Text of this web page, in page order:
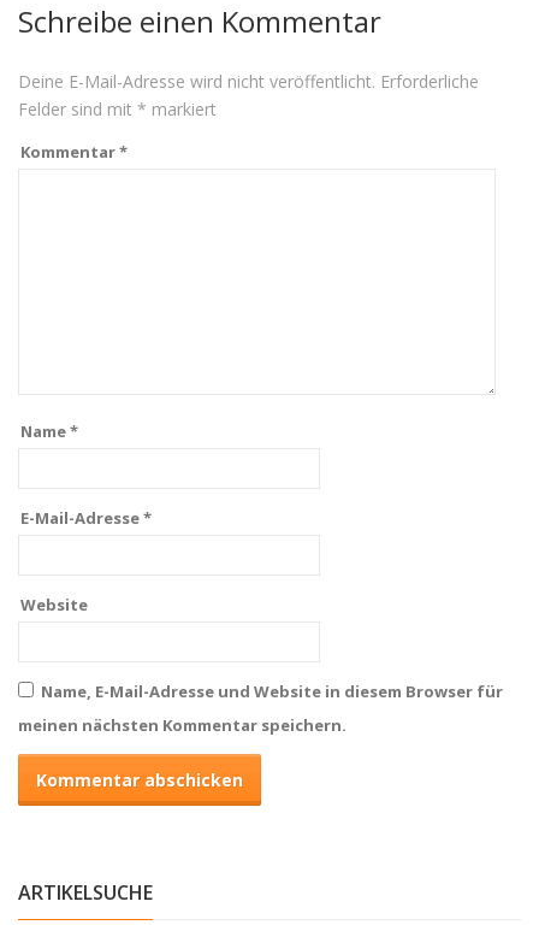
Schreibe einen Kommentar
Deine E-Mail-Adresse wird nicht veröffentlicht. Erforderliche
Felder sind mit * markiert
Kommentar*
Name*
E-Mail-Adresse*
Website
Name, E-Mail-Adresse und Website in diesem Browser für
meinen nächsten Kommentar speichern.
ARTIKELSUCHE